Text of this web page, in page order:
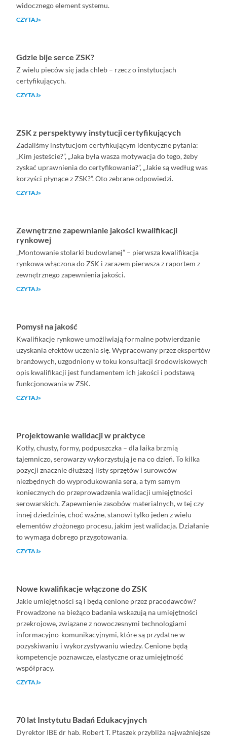
widocznego element systemu.
CZYTAJ»
Gdzie bije serce ZSK?
Z wielu pieców się jada chleb – rzecz o instytucjach
certyfikujących.
CZYTAJ»
ZSK z perspektywy instytucji certyfikujących
Zadaliśmy instytucjom certyfikującym identyczne pytania:
„Kim jesteście?”, „Jaka była wasza motywacja do tego, żeby
zyskać uprawnienia do certyfikowania?”, „Jakie są według was
korzyści płynące z ZSK?”. Oto zebrane odpowiedzi.
CZYTAJ»
Zewnętrzne zapewnianie jakości kwalifikacji
rynkowej
„Montowanie stolarki budowlanej” – pierwsza kwalifikacja
rynkowa włączona do ZSK i zarazem pierwsza z raportem z
zewnętrznego zapewnienia jakości.
CZYTAJ»
Pomysł na jakość
Kwalifikacje rynkowe umożliwiają formalne potwierdzanie
uzyskania efektów uczenia się. Wypracowany przez ekspertów
branżowych, uzgodniony w toku konsultacji środowiskowych
opis kwalifikacji jest fundamentem ich jakości i podstawą
funkcjonowania w ZSK.
CZYTAJ»
Projektowanie walidacji w praktyce
Kotły, chusty, formy, podpuszczka – dla laika brzmią
tajemniczo, serowarzy wykorzystują je na co dzień. To kilka
pozycji znacznie dłuższej listy sprzętów i surowców
niezbędnych do wyprodukowania sera, a tym samym
koniecznych do przeprowadzenia walidacji umiejętności
serowarskich. Zapewnienie zasobów materialnych, w tej czy
innej dziedzinie, choć ważne, stanowi tylko jeden z wielu
elementów złożonego procesu, jakim jest walidacja. Działanie
to wymaga dobrego przygotowania.
CZYTAJ»
Nowe kwalifikacje włączone do ZSK
Jakie umiejętności są i będą cenione przez pracodawców?
Prowadzone na bieżąco badania wskazują na umiejętności
przekrojowe, związane z nowoczesnymi technologiami
informacyjno-komunikacyjnymi, które są przydatne w
pozyskiwaniu i wykorzystywaniu wiedzy. Cenione będą
kompetencje poznawcze, elastyczne oraz umiejętność
współpracy.
CZYTAJ»
70 lat Instytutu Badań Edukacyjnych
Dyrektor IBE dr hab. Robert T. Ptaszek przybliża najważniejsze